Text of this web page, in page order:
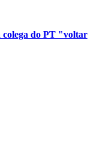
do PT "voltar